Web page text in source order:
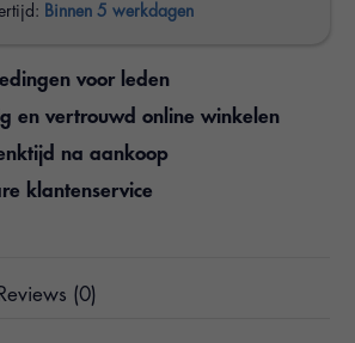
Binnen 5 werkdagen
voor leden
en vertrouwd online winkelen
na aankoop
klantenservice
Reviews (0)